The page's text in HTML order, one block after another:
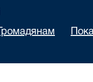
Громадянам